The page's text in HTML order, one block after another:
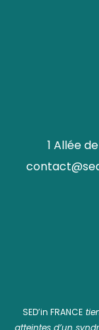
1 Allée
SED’in FRANCE
atteintes d’un